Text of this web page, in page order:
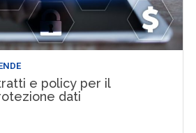
e policy per il
dati